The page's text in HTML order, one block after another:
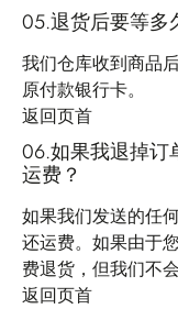
05.退货后要等多
我们仓库收到商品
原付款银行卡。
返回页首
06.如果我退掉订
运费？
如果我们发送的任
还运费。如果由于
费退货，但我们不
返回页首